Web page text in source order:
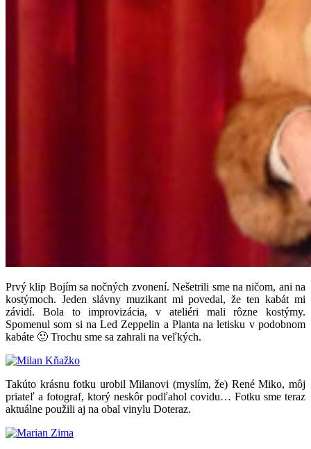
Prvý klip Bojím sa nočných zvonení. Nešetrili sme na ničom, ani na
kostýmoch. Jeden slávny muzikant mi povedal, že ten kabát mi
závidí. Bola to improvizácia, v ateliéri mali rôzne kostýmy.
Spomenul som si na Led Zeppelin a Planta na letisku v podobnom
kabáte 🙂 Trochu sme sa zahrali na veľkých.
Takúto krásnu fotku urobil Milanovi (myslím, že) René Miko, môj
priateľ a fotograf, ktorý neskôr podľahol covidu… Fotku sme teraz
aktuálne použili aj na obal vinylu Doteraz.